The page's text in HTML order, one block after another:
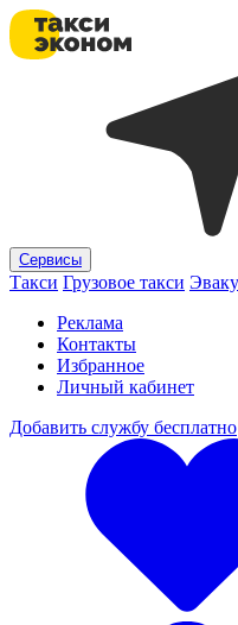
Сервисы
Такси Грузовое такси
Реклама
Контакты
Избранное
Личный кабинет
Добавить службу бесплатно